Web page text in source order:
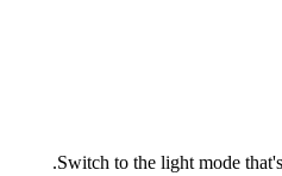
Switch to the light mode